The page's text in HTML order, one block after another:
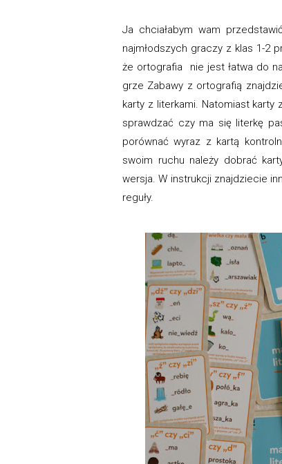
Ja chciałabym wam
najmłodszych graczy z klas 1-2
że ortografia nie jest łatwa do
grze Zabawy z ortografią
karty z literkami. Natomiast karty
sprawdzać czy ma się literkę
porównać wyraz z kartą
swoim ruchu należy dobrać
wersja. W instrukcji znajdziecie
reguły.